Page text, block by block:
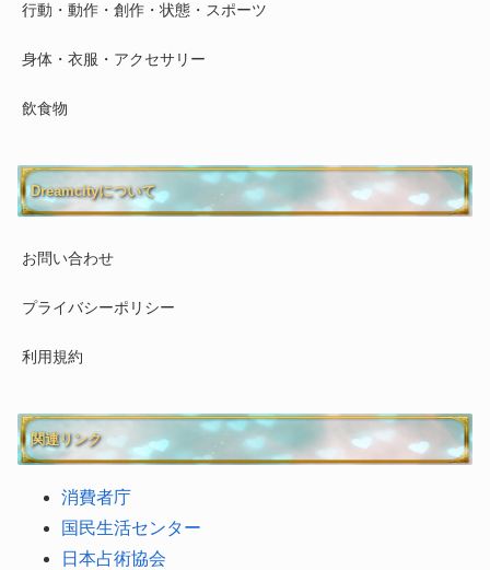
行動・動作・創作・状態・スポーツ
身体・衣服・アクセサリー
飲食物
Dreamcityについて
お問い合わせ
プライバシーポリシー
利用規約
関連リンク
消費者庁
国民生活センター
日本占術協会